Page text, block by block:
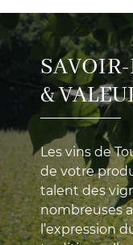
&
Les vins de
de votre
talent des
nombreuses
l’expression